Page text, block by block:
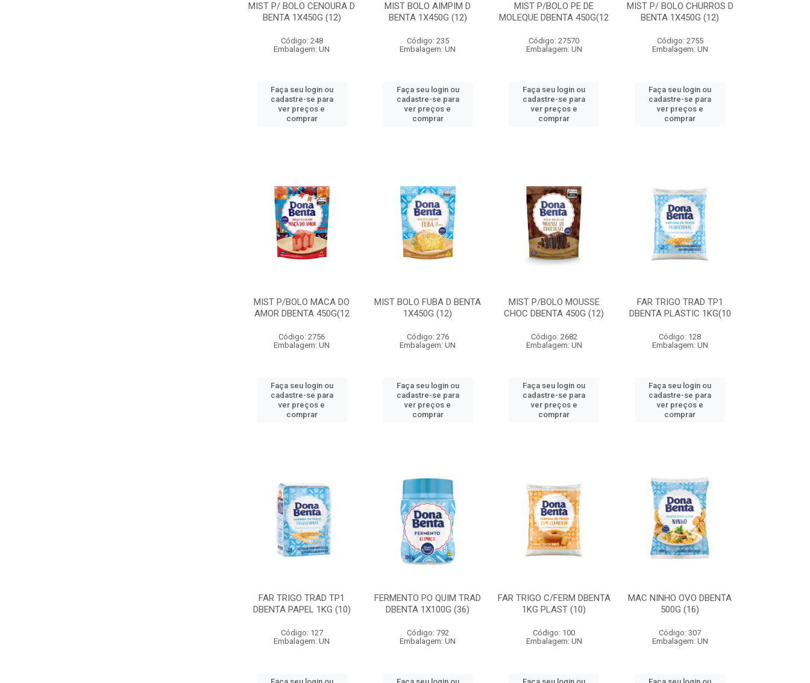
MIST P/ BOLO CENOURA D
BENTA 1X450G (12)
Código: 248
Embalagem: UN
Faça seu login ou
cadastre-se para
ver preços e
comprar
MIST BOLO AIMPIM D
BENTA 1X450G (12)
Código: 235
Embalagem: UN
Faça seu login ou
cadastre-se para
ver preços e
comprar
MIST P/BOLO PE DE
MOLEQUE DBENTA 450G(12
Código: 27570
Embalagem: UN
Faça seu login ou
cadastre-se para
ver preços e
comprar
MIST P/ BOLO CHURROS D
BENTA 1X450G (12)
Código: 2755
Embalagem: UN
Faça seu login ou
cadastre-se para
ver preços e
comprar
MIST P/BOLO MACA DO
AMOR DBENTA 450G(12
Código: 2756
Embalagem: UN
Faça seu login ou
cadastre-se para
ver preços e
comprar
MIST BOLO FUBA D BENTA
1X450G (12)
Código: 276
Embalagem: UN
Faça seu login ou
cadastre-se para
ver preços e
comprar
MIST P/BOLO MOUSSE
CHOC DBENTA 450G (12)
Código: 2682
Embalagem: UN
Faça seu login ou
cadastre-se para
ver preços e
comprar
FAR TRIGO TRAD TP1
DBENTA PLASTIC 1KG(10
Código: 128
Embalagem: UN
Faça seu login ou
cadastre-se para
ver preços e
comprar
FAR TRIGO TRAD TP1
DBENTA PAPEL 1KG (10)
Código: 127
Embalagem: UN
FERMENTO PO QUIM TRAD
DBENTA 1X100G (36)
Código: 792
Embalagem: UN
FAR TRIGO C/FERM DBENTA
1KG PLAST (10)
Código: 100
Embalagem: UN
MAC NINHO OVO DBENTA
500G (16)
Código: 307
Embalagem: UN